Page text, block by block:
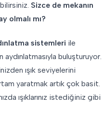
Sizce de mekanın
olmalı mı?
sistemleri ile
buluşturuyor.
ışık seviyelerini
yaratmak artık çok basit.
ışıklarınız istediğiniz gibi